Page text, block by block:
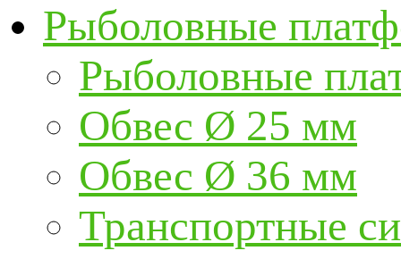
Рыболовные
Рыболовные
Обвес Ø 25 мм
Обвес Ø 36 мм
Транспортные